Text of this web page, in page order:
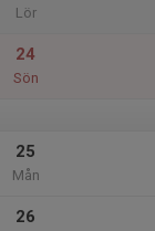
Lör
24
Sön
25
Mån
26